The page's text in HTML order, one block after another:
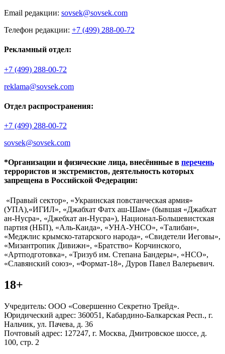
Email редакции: sovsek@sovsek.com
Телефон редакции: +7 (499) 288-00-72
Рекламный отдел:
+7 (499) 288-00-72
reklama@sovsek.com
Отдел распространения:
+7 (499) 288-00-72
sovsek@sovsek.com
*Организации и физические лица, внесённные в перечень
террористов и экстремистов, деятельность которых
запрещена в Российской Федерации:
«Правый сектор», «Украинская повстанческая армия»
(УПА),«ИГИЛ», «Джабхат Фатх аш-Шам» (бывшая «Джабхат
ан-Нусра», «Джебхат ан-Нусра»), Национал-Большевистская
партия (НБП), «Аль-Каида», «УНА-УНСО», «Талибан»,
«Меджлис крымско-татарского народа», «Свидетели Иеговы»,
«Мизантропик Дивижн», «Братство» Корчинского,
«Артподготовка», «Тризуб им. Степана Бандеры», «НСО»,
«Славянский союз», «Формат-18», Дуров Павел Валерьевич.
18+
Учредитель: ООО «Совершенно Секретно Трейд».
Юридический адрес: 360051, Кабардино-Балкарская Респ., г.
Нальчик, ул. Пачева, д. 36
Почтовый адрес: 127247, г. Москва, Дмитровское шоссе, д.
100, стр. 2